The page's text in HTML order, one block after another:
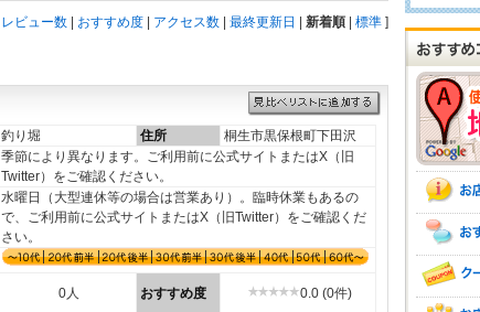
]
標準
新着順
最終更新日
アクセス数
おすすめ度
レビュー数
釣り堀 住所
桐生市黒保根町下田沢
季節により異なります。ご利用前に公式サイトまたはX（旧
Twitter）をご確認ください。
水曜日（大型連休等の場合は営業あり）。臨時休業もあるの
で、ご利用前に公式サイトまたはX（旧Twitter）をご確認くだ
さい。
0人 おすすめ度 0.0 (0件)